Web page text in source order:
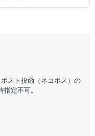
スト投函（ネコポス）の
定不可。